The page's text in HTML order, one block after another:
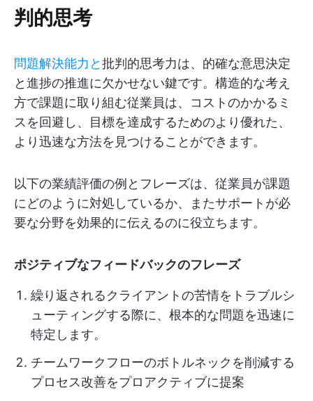
判的思考
問題解決能力と批判的思考力は、的確な意思決定
と進捗の推進に欠かせない鍵です。構造的な考え
方で課題に取り組む従業員は、コストのかかるミ
スを回避し、目標を達成するためのより優れた、
より迅速な方法を見つけることができます。
以下の業績評価の例とフレーズは、従業員が課題
にどのように対処しているか、またサポートが必
要な分野を効果的に伝えるのに役立ちます。
ポジティブなフィードバックのフレーズ
繰り返されるクライアントの苦情をトラブルシ
ューティングする際に、根本的な問題を迅速に
特定します。
チームワークフローのボトルネックを削減する
プロセス改善をプロアクティブに提案